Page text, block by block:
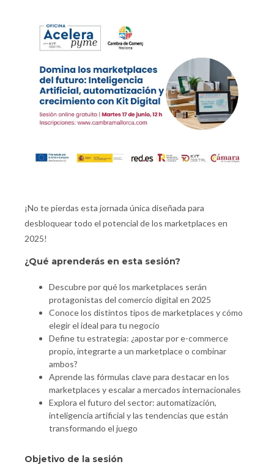
¡No te pierdas esta jornada única diseñada para
desbloquear todo el potencial de los marketplaces en
2025!
¿Qué aprenderás en esta sesión?
Descubre por qué los marketplaces serán
protagonistas del comercio digital en 2025
Conoce los distintos tipos de marketplaces y cómo
elegir el ideal para tu negocio
Define tu estrategia: ¿apostar por e-commerce
propio, integrarte a un marketplace o combinar
ambos?
Aprende las fórmulas clave para destacar en los
marketplaces y escalar a mercados internacionales
Explora el futuro del sector: automatización,
inteligencia artificial y las tendencias que están
transformando el juego
Objetivo de la sesión